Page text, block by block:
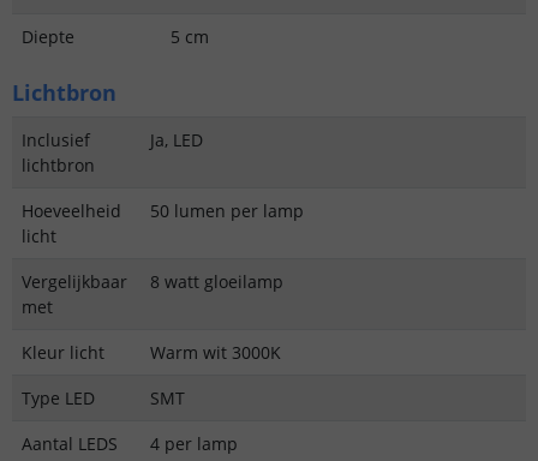
Diepte
5 cm
Lichtbron
Inclusief
lichtbron
Ja, LED
Hoeveelheid
licht
50 lumen per lamp
Vergelijkbaar
met
8 watt gloeilamp
Kleur licht
Warm wit 3000K
Type LED
SMT
Aantal LEDS
4 per lamp